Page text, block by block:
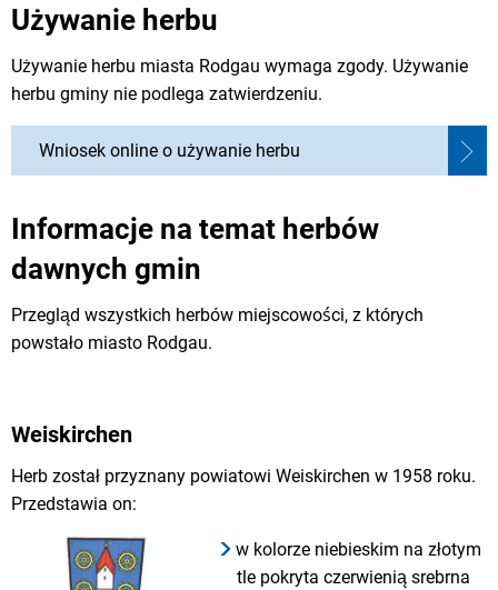
Używanie herbu
Używanie herbu miasta Rodgau wymaga zgody. Używanie
herbu gminy nie podlega zatwierdzeniu.
Wniosek online o używanie herbu
Informacje na temat herbów
dawnych gmin
Przegląd wszystkich herbów miejscowości, z których
powstało miasto Rodgau.
Weiskirchen
Herb został przyznany powiatowi Weiskirchen w 1958 roku.
Przedstawia on:
w kolorze niebieskim na złotym
tle pokryta czerwienią srebrna